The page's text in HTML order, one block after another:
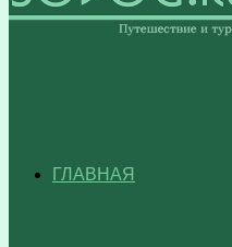
ГЛАВНАЯ